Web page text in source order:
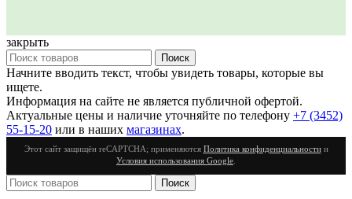
закрыть
Поиск
Начните вводить текст, чтобы увидеть товары, которые вы
ищете.
Информация на сайте не является публичной офертой.
Актуальные цены и наличие уточняйте по телефону +7 (3452)
55-15-20 или в наших магазинах.
Этот сайт защищён reCAPTCHA; применяются Политика конфиденциальностии
Условия использования Google
Поиск